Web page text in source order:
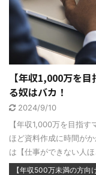
【年収1,000万を
る奴はバカ！
2024/9/10
【年収1,000万を目指
ほど資料作成に時間が
は【仕事ができない人
【年収500万未満の方向